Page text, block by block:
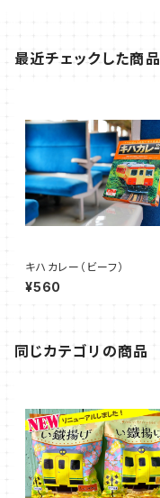
最近チェックした商品
キハカレー（ビーフ）
¥560
同じカテゴリの商品